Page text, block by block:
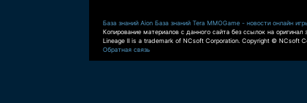
База знаний Aion База знаний Tera MMOGame - новости онлайн
Копирование материалов с данного сайта без ссылок на оригинал
Lineage II is a trademark of NCsoft Corporation. Copyright © NCsoft
Обратная связь